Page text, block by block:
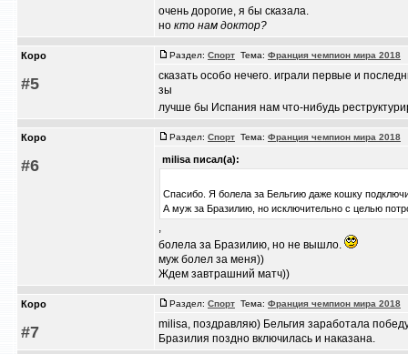
очень дорогие, я бы сказала.
но кто нам доктор?
Коро
#5
Раздел: Спорт Тема: Франция чемпион мира 2018
сказать особо нечего. играли первые и
зы
лучше бы Испания нам что-нибудь
Коро
#6
Раздел: Спорт Тема: Франция чемпион мира 2018
milisa писал(а):
Спасибо. Я болела за Бельгию даже кошку
А муж за Бразилию, но исключительно с целью
,
болела за Бразилию, но не вышло.
муж болел за меня))
Ждем завтрашний матч))
Коро
#7
Раздел: Спорт Тема: Франция чемпион мира 2018
milisa, поздравляю) Бельгия заработала
Бразилия поздно включилась и наказана.